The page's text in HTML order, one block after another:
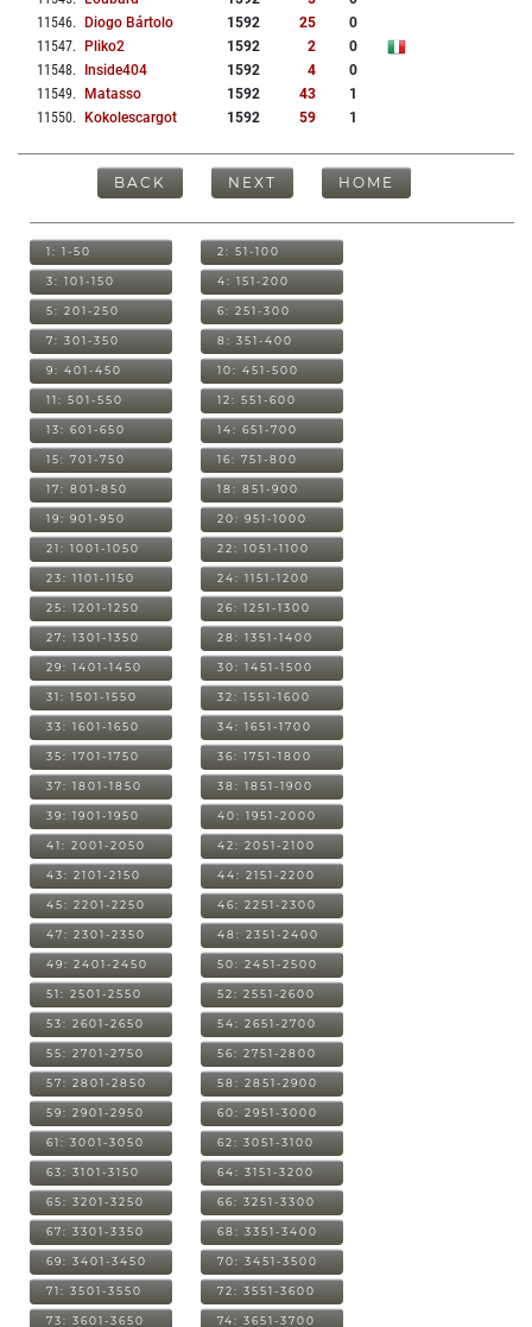
11546. Diogo Bártolo 1592 25
0
11547. Pliko2 1592 2
0
11548. Inside404 1592 4
0
11549. Matasso 1592 43
1
11550. Kokolescargot 1592 59 1
BACK NEXT HOME
1: 1-50 2: 51-100
3: 101-150 4: 151-200
5: 201-250 6: 251-300
7: 301-350 8: 351-400
9: 401-450 10: 451-500
11: 501-550 12: 551-600
13: 601-650 14: 651-700
15: 701-750 16: 751-800
17: 801-850 18: 851-900
19: 901-950 20: 951-1000
21: 1001-1050 22: 1051-1100
23: 1101-1150 24: 1151-1200
25: 1201-1250 26: 1251-1300
27: 1301-1350 28: 1351-1400
29: 1401-1450 30: 1451-1500
31: 1501-1550 32: 1551-1600
33: 1601-1650 34: 1651-1700
35: 1701-1750 36: 1751-1800
37: 1801-1850 38: 1851-1900
39: 1901-1950 40: 1951-2000
41: 2001-2050 42: 2051-2100
43: 2101-2150 44: 2151-2200
45: 2201-2250 46: 2251-2300
47: 2301-2350 48: 2351-2400
49: 2401-2450 50: 2451-2500
51: 2501-2550 52: 2551-2600
53: 2601-2650 54: 2651-2700
55: 2701-2750 56: 2751-2800
57: 2801-2850 58: 2851-2900
59: 2901-2950 60: 2951-3000
61: 3001-3050 62: 3051-3100
63: 3101-3150 64: 3151-3200
65: 3201-3250 66: 3251-3300
67: 3301-3350 68: 3351-3400
69: 3401-3450 70: 3451-3500
71: 3501-3550 72: 3551-3600
73: 3601-3650 74: 3651-3700